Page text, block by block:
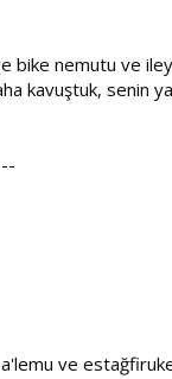
bike nemutu ve
kavuştuk,
ve